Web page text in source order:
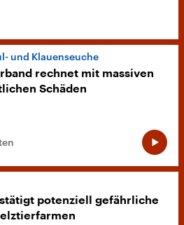
und Klauenseuche
rechnet mit massiven
Schäden
potenziell gefährliche